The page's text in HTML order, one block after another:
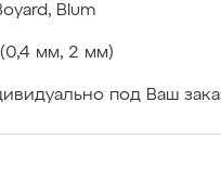
Blum
(0,4 мм, 2 мм)
под Ваш